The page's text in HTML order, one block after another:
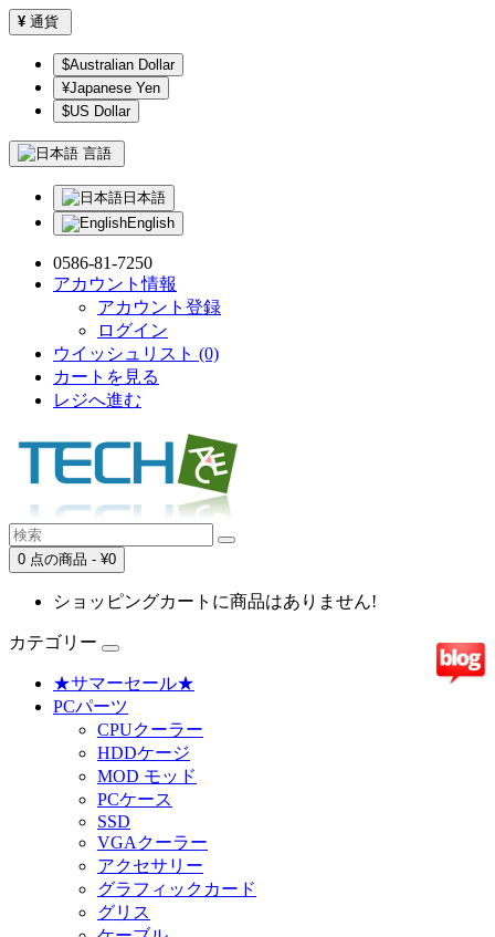
¥ 通貨
$Australian Dollar
¥Japanese Yen
$US Dollar
言語
日本語
English
0586-81-7250
アカウント情報
アカウント登録
ログイン
ウイッシュリスト (0)
カートを見る
レジへ進む
0 点の商品 - ¥0
ショッピングカートに商品はありません!
カテゴリー
★サマーセール★
PCパーツ
CPUクーラー
HDDケージ
MOD モッド
PCケース
SSD
VGAクーラー
アクセサリー
グラフィックカード
グリス